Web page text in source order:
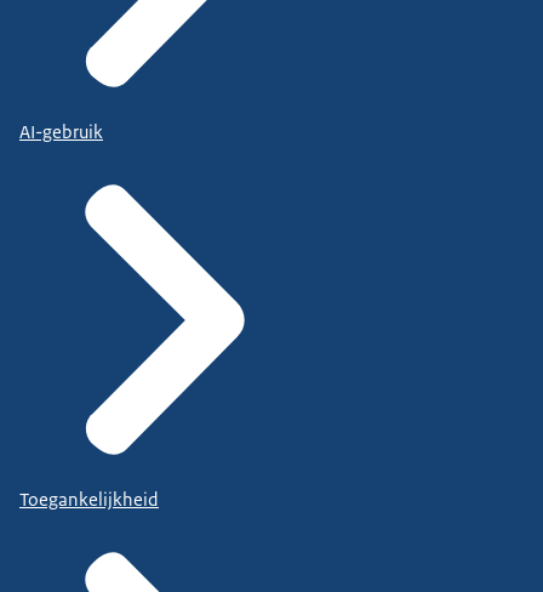
AI-gebruik
Toegankelijkheid